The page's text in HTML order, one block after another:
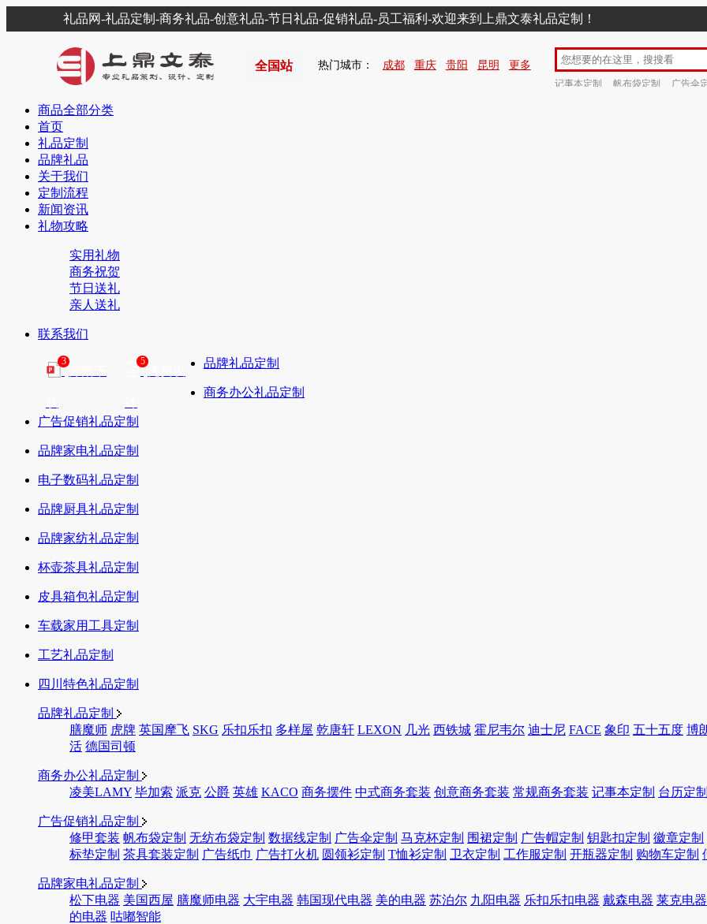
礼品网-礼品定制-商务礼品-创意礼品-节日礼品-促销礼品-员工福利-欢迎来到上鼎文泰礼品定制！
全国站 热门城市： 成都 重庆 贵阳 昆明 更多
记事本定制 帆布袋定制 广告伞
商品全部分类
首页
礼品定制
品牌礼品
关于我们
定制流程
新闻资讯
礼物攻略
实用礼物
商务祝贺
节日送礼
亲人送礼
联系我们
3 5 品牌礼品定制
商务办公礼品定制
广告促销礼品定制
品牌家电礼品定制
电子数码礼品定制
品牌厨具礼品定制
品牌家纺礼品定制
杯壶茶具礼品定制
皮具箱包礼品定制
车载家用工具定制
工艺礼品定制
四川特色礼品定制
品牌礼品定制
膳魔师 虎牌 英国摩飞 SKG 乐扣乐扣 多样屋 乾唐轩 LEXON 几光 西铁城 霍尼韦尔 迪士尼 FACE 象印 五十五度 博
活 德国司顿
商务办公礼品定制
凌美LAMY 毕加索 派克 公爵 英雄 KACO 商务摆件 中式商务套装 创意商务套装 常规商务套装 记事本定制 台历定
广告促销礼品定制
修甲套装 帆布袋定制 无纺布袋定制 数据线定制 广告伞定制 马克杯定制 围裙定制 广告帽定制 钥匙扣定制 徽章定制
标垫定制 茶具套装定制 广告纸巾 广告打火机 圆领衫定制 T恤衫定制 卫衣定制 工作服定制 开瓶器定制 购物车定制
品牌家电礼品定制
松下电器 美国西屋 膳魔师电器 大宇电器 韩国现代电器 美的电器 苏泊尔 九阳电器 乐扣乐扣电器 戴森电器 莱克电器
的电器 咕嘟智能